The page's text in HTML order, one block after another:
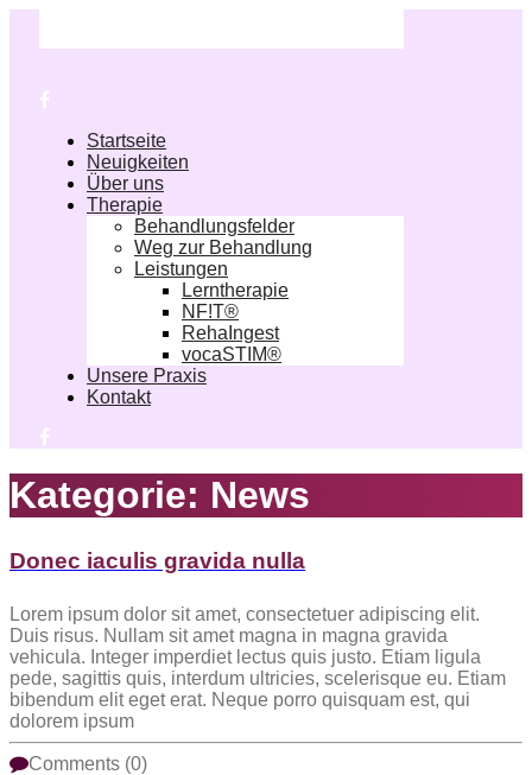
Startseite
Neuigkeiten
Über uns
Therapie
Behandlungsfelder
Weg zur Behandlung
Leistungen
Lerntherapie
NF!T®
RehaIngest
vocaSTIM®
Unsere Praxis
Kontakt
Kategorie: News
Donec iaculis gravida nulla
Lorem ipsum dolor sit amet, consectetuer adipiscing elit.
Duis risus. Nullam sit amet magna in magna gravida
vehicula. Integer imperdiet lectus quis justo. Etiam ligula
pede, sagittis quis, interdum ultricies, scelerisque eu. Etiam
bibendum elit eget erat. Neque porro quisquam est, qui
dolorem ipsum
Comments (0)